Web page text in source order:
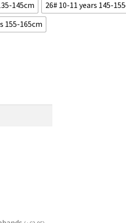
145cm
26# 10-11 years 145-
155-165cm